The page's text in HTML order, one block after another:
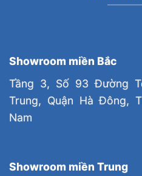
Showroom miền Bắc
Tầng 3, Số 93 Đường
Trung, Quận Hà Đông,
Nam
Showroom miền Trung